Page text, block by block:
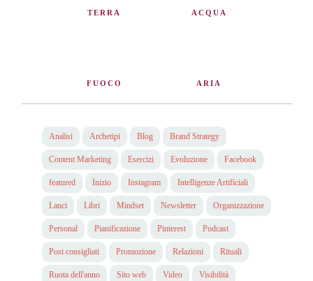
TERRA ACQUA
FUOCO ARIA
Analisi Archetipi Blog Brand Strategy
Content Marketing Esercizi Evoluzione Facebook
featured Inizio Instagram Intelligenze Artificiali
Lanci Libri Mindset Newsletter Organizzazione
Personal Pianificazione Pinterest Podcast
Post consigliati Promozione Relazioni Rituali
Ruota dell'anno Sito web Video Visibilità